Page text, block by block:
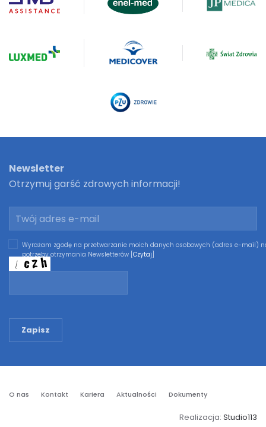
Newsletter
Otrzymuj garść zdrowych informacji!
Wyrażam zgodę na przetwarzanie moich danych osobowych (adres e-mail)
potrzeby otrzymania Newsletterów [ Czytaj
Zapisz
O nas Kontakt Kariera Aktualności Dokumenty
Realizacja: Studio113